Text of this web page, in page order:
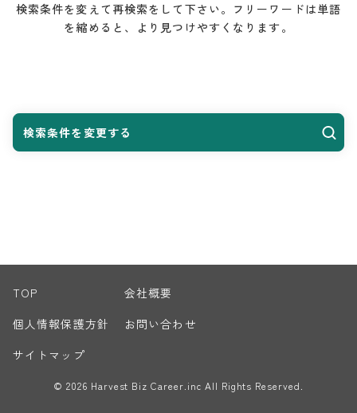
検索条件を変えて再検索をして下さい。フリーワードは単語
を縮めると、より見つけやすくなります。
検索条件を変更する
TOP
会社概要
個人情報保護方針
お問い合わせ
サイトマップ
© 2026 Harvest Biz Career.inc All Rights Reserved.